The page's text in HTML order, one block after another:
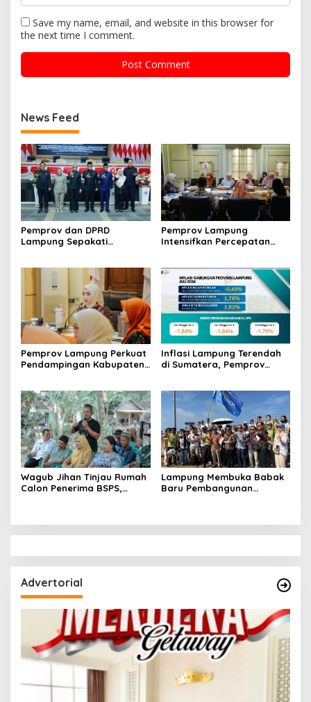
Save my name, email, and website in this browser for
the next time I comment.
News Feed
Pemprov dan DPRD
Lampung Sepakati
Pemprov Lampung
Intensifkan Percepatan
Pemprov Lampung Perkuat
Pendampingan Kabupaten
Inflasi Lampung Terendah
di Sumatera, Pemprov
Wagub Jihan Tinjau Rumah
Calon Penerima BSPS,
Lampung Membuka Babak
Baru Pembangunan
Advertorial